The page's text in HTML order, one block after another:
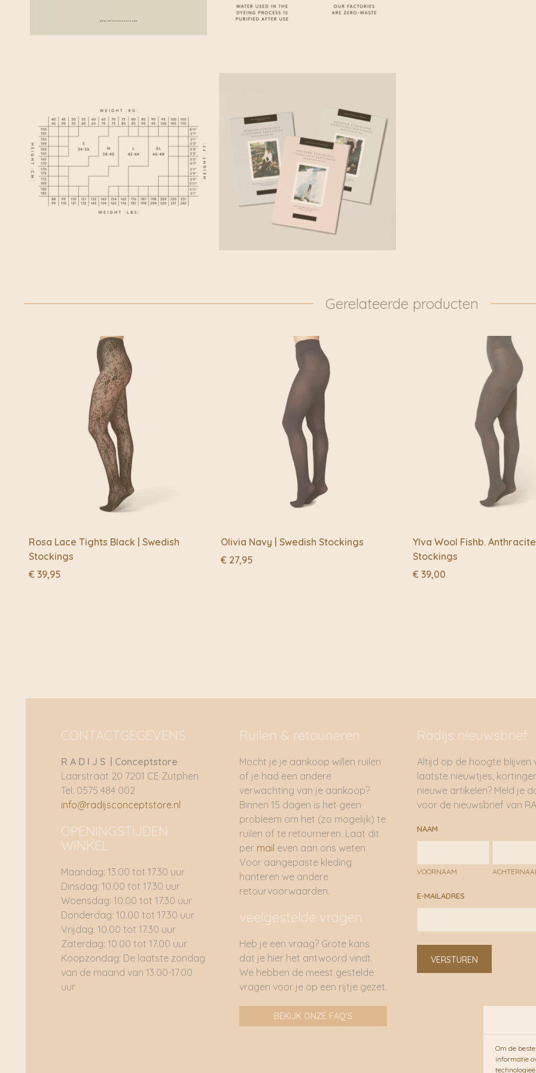
Om de
informatie
Gerelateerde producten
Rosa Lace Tights Black | Swedish
Stockings
€ 39,95
Olivia Navy | Swedish Stockings
€ 27,95
Ylva Wool Fishb.
Stockings
€ 39,00
CONTACTGEGEVENS
R A D I J S | Conceptstore
Laarstraat 20 7201 CE Zutphen
Tel: 0575 484 002
info@radijsconceptstore.nl
OPENINGSTIJDEN
WINKEL
Maandag: 13.00 tot 17.30 uur
Dinsdag: 10.00 tot 17.30 uur
Woensdag: 10.00 tot 17.30 uur
Donderdag: 10.00 tot 17.30 uur
Vrijdag: 10.00 tot 17.30 uur
Zaterdag: 10.00 tot 17.00 uur
Koopzondag: De laatste zondag
van de maand van 13.00-17.00
uur
Ruilen & retouneren
Mocht je je aankoop willen ruilen
of je had een andere
verwachting van je aankoop?
Binnen 15 dagen is het geen
probleem om het (zo mogelijk) te
ruilen of te retourneren. Laat dit
permail even aan ons weten.
Voor aangepaste kleding
hanteren we andere
retourvoorwaarden.
veelgestelde vragen
Heb je een vraag? Grote kans
dat je hier het antwoord vindt.
We hebben de meest gestelde
vragen voor je op een rijtje gezet.
BEKIJK ONZE FAQ'S
Radijs nieuwsbrief
Altijd op de hoogte blijven
laatste nieuwtjes,
nieuwe artikelen? Meld je
voor de nieuwsbrief van
NAAM
VOORNAAM
E-MAILADRES
VERSTUREN